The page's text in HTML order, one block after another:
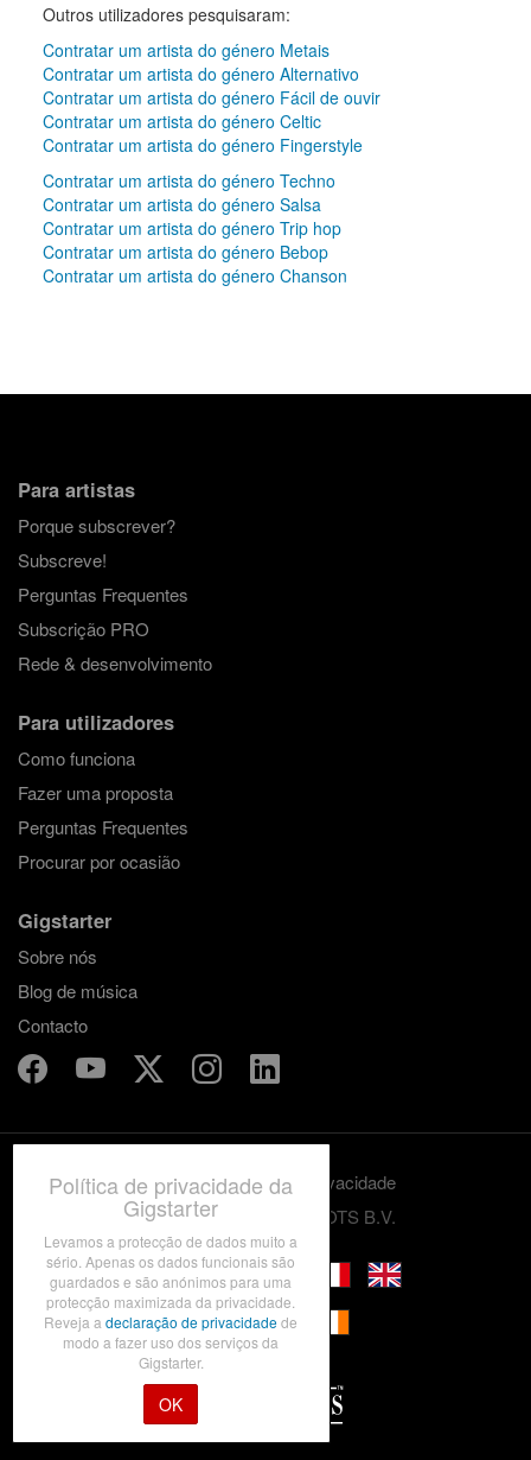
Outros utilizadores pesquisaram:
Contratar um artista do género Metais
Contratar um artista do género Alternativo
Contratar um artista do género Fácil de ouvir
Contratar um artista do género Celtic
Contratar um artista do género Fingerstyle
Contratar um artista do género Techno
Contratar um artista do género Salsa
Contratar um artista do género Trip hop
Contratar um artista do género Bebop
Contratar um artista do género Chanson
Para artistas
Porque subscrever?
Subscreve!
Perguntas Frequentes
Subscrição PRO
Rede & desenvolvimento
Para utilizadores
Como funciona
Fazer uma proposta
Perguntas Frequentes
Procurar por ocasião
Gigstarter
Sobre nós
Blog de música
Contacto
Termos e condições
Privacidade
© 2012-2026 GRASSROOTS B.V.
Política de privacidade da
Gigstarter
Levamos a protecção de dados muito a
sério. Apenas os dados funcionais são
guardados e são anónimos para uma
protecção maximizada da privacidade.
Reveja adeclaração de privacidadede
modo a fazer uso dos serviços da
Gigstarter.
OK